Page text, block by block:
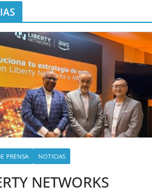
PRENSA NOTICIAS
NETWORKS